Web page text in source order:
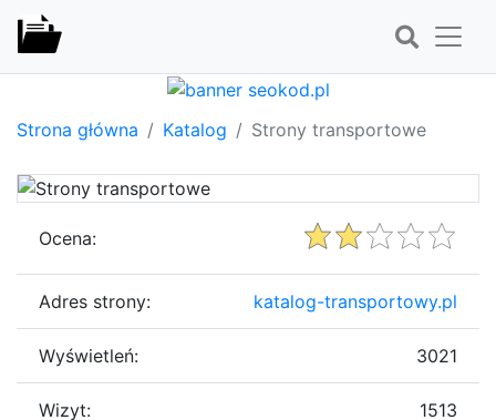
Strona główna Katalog Strony transportowe
Ocena:
Adres strony: katalog-transportowy.pl
Wyświetleń: 3021
Wizyt: 1513